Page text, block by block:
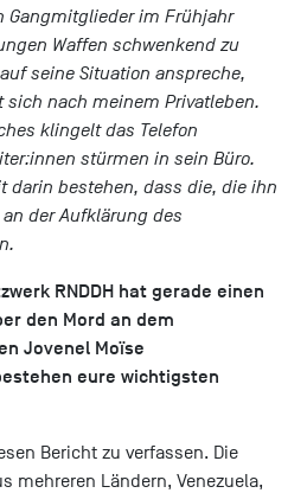
Gangmitglieder im Frühjahr
Waffen schwenkend zu
seine Situation anspreche,
nach meinem Privatleben.
klingelt das Telefon
stürmen in sein Büro.
darin bestehen, dass die, die ihn
der Aufklärung des
RNDDH hat gerade einen
den Mord an dem
Jovenel Moïse
eure wichtigsten
Bericht zu verfassen. Die
mehreren Ländern, Venezuela,